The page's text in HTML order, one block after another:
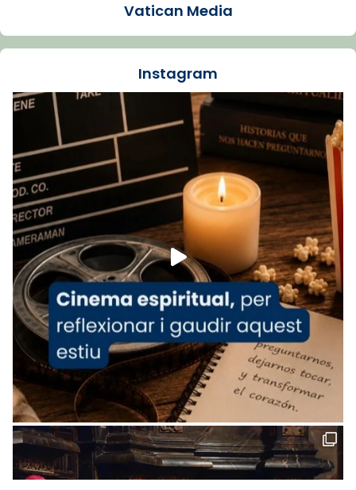
La Carmina va patir depressió. Fa gairebé
dos mesos, a l'Estadi Lluís Companys, la
Recupera l'entrevista comp
Vatican
tican News 👇
www.vaticannews.va/es/iglesia/news/2026-
07/carmina-historia-depresion-papa-viaje-
espana-testimoni...
Foto
View on Facebook · Share
Arquebisbat de Barcelona
2 weeks ago
«Avui les santes Juliana i Semproniana ens
ajuden a alçar la mirada»
Mons. Sergi Gordo, bisbe de Tortosa, ha
presidit aquest 27 de juliol la missa de Les
Santes de Mataró.
🔗 tinyurl.com/cvu5jmbk
📸 J. Merino
Vatican Media
Instagram